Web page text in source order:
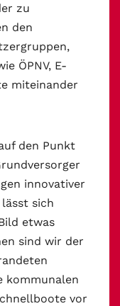
zu
den
ÖPNV, E-
miteinander
den Punkt
innovativer
sich
etwas
sind wir der
kommunalen
vor